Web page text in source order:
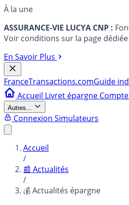
À la une
ASSURANCE-VIE LUCYA CNP :
Voir conditions sur la page
En Savoir Plus
FranceTransactions.comGuide
Accueil Livret épargne
Autres...
Connexion Simulateurs
Accueil
/
📰 Actualités
/
💰 Actualités épargne